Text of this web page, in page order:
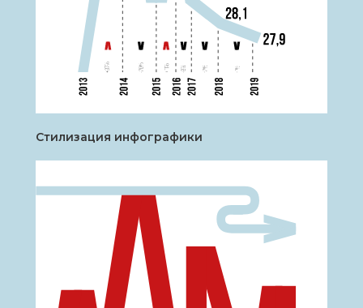
Стилизация инфографики